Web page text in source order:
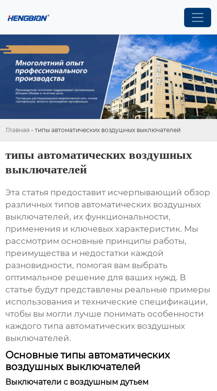
Главная - типы автоматических воздушных выключателей
типы автоматических воздушных
выключателей
Эта статья предоставит исчерпывающий обзор
различных типов автоматических воздушных
выключателей, их функциональности,
применения и ключевых характеристик. Мы
рассмотрим основные принципы работы,
преимущества и недостатки каждой
разновидности, помогая вам выбрать
оптимальное решение для ваших нужд. В
статье будут представлены реальные примеры
использования и технические спецификации,
чтобы вы могли лучше понимать особенности
каждого типа автоматических воздушных
выключателей.
Основные типы автоматических
воздушных выключателей
Выключатели с воздушным дутьем